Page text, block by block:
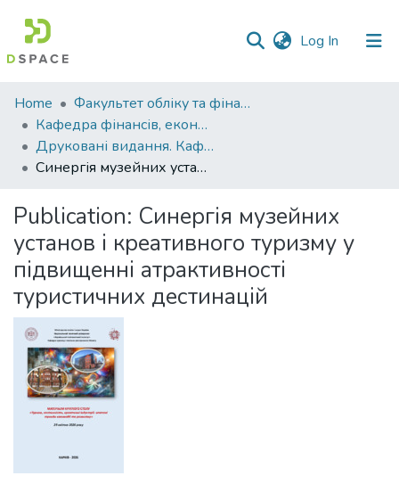
Log In (current)
Communities
&
Collections
All of DSpace
Statistics
Home
Факультет обліку та фінансів
Кафедра фінансів, економічних досліджень і туризму
Друковані видання. Кафедра фінансів, економічних досліджень і туризму
Синергія музейних установ і креативного туризму у підвищенні атрактивності туристичних дестинацій
Publication: Синергія музейних
установ і креативного туризму у
підвищенні атрактивності
туристичних дестинацій